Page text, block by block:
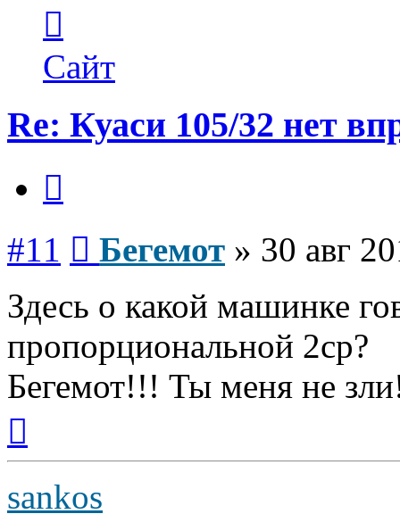
пользователя
Бегемот
Сайт
Re: Куаси 105/32 нет
#11 Бегемот » 30 авг
Здесь о какой машинке
пропорциональной 2ср?
Бегемот!!! Ты меня не
началу
sankos